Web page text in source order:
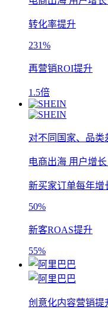
转化率提升
231%
再营销ROI提升
1.5倍
对不同国家、品类
电商出海 用户增长
新买家订单每年增
50%
新客ROAS提升
55%
创意化内容营销提